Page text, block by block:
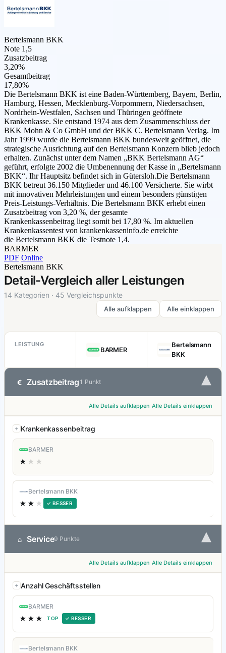
Bertelsmann BKK
Note 1,5
Zusatzbeitrag
3,20%
Gesamtbeitrag
17,80%
Die Bertelsmann BKK ist eine Baden-Württemberg, Bayern, Berlin,
Hamburg, Hessen, Mecklenburg-Vorpommern, Niedersachsen,
Nordrhein-Westfalen, Sachsen und Thüringen geöffnete
Krankenkasse. Sie entstand 1974 aus dem Zusammenschluss der
BKK Mohn & Co GmbH und der BKK C. Bertelsmann Verlag. Im
Jahr 1999 wurde die Bertelsmann BKK bundesweit geöffnet, die
strategische Ausrichtung auf den Bertelsmann Konzern blieb jedoch
erhalten. Zunächst unter dem Namen „BKK Bertelsmann AG“
geführt, erfolgte 2002 die Umbenennung der Kasse in „Bertelsmann
BKK“. Ihr Hauptsitz befindet sich in Gütersloh.Die Bertelsmann
BKK betreut 36.150 Mitglieder und 46.100 Versicherte. Sie wirbt
mit innovativen Mehrleistungen und einem besonders günstigen
Preis-Leistungs-Verhältnis. Die Bertelsmann BKK erhebt einen
Zusatzbeitrag von 3,20 %, der gesamte
Krankenkassenbeitrag liegt somit bei 17,80 %. Im aktuellen
Krankenkassentest von krankenkasseninfo.de erreichte
die Bertelsmann BKK die Testnote 1,4.
BARMER
PDF Online
Bertelsmann BKK
Detail-Vergleich aller Leistungen
14 Kategorien · 45 Vergleichspunkte
Alle aufklappen Alle einklappen
LEISTUNG
BARMER
Bertelsmann
BKK
€ Zusatzbeitrag 1 Punkt ▾
Alle Details aufklappen Alle Details einklappen
Krankenkassenbeitrag
BARMER
★ ★★
Bertelsmann BKK
★★ ★ ✓ BESSER
⌂ Service9 Punkte ▾
Alle Details aufklappen Alle Details einklappen
Anzahl Geschäftsstellen
BARMER
★★★ TOP ✓ BESSER
Bertelsmann BKK